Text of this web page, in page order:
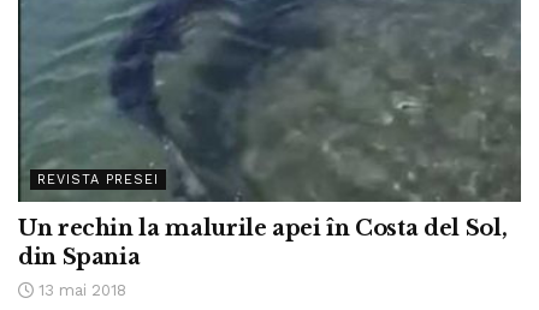
REVISTA PRESEI
Un rechin la malurile apei în Costa del Sol,
din Spania
13 mai 2018